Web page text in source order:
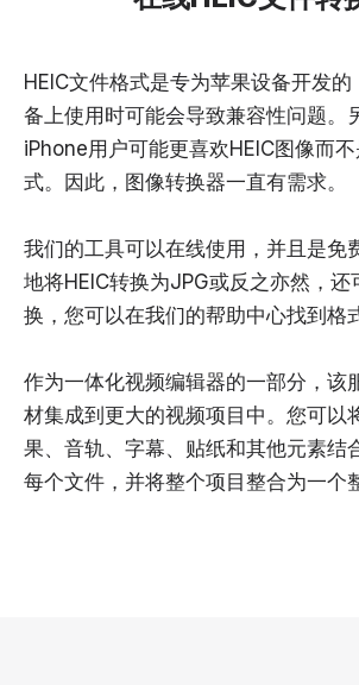
HEIC文件格式是专为苹果设备开发
备上使用时可能会导致兼容性问题。
iPhone用户可能更喜欢HEIC图像而
式。因此，图像转换器一直有需求。
我们的工具可以在线使用，并且是免
地将HEIC转换为JPG或反之亦然，还
换，您可以在我们的帮助中心找到格
作为一体化视频编辑器的一部分，该
材集成到更大的视频项目中。您可以
果、音轨、字幕、贴纸和其他元素结
每个文件，并将整个项目整合为一个